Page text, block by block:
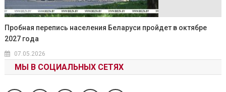
Пробная перепись населения Беларуси пройдет в октябре
2027 года
07.05.2026
МЫ В СОЦИАЛЬНЫХ СЕТЯХ